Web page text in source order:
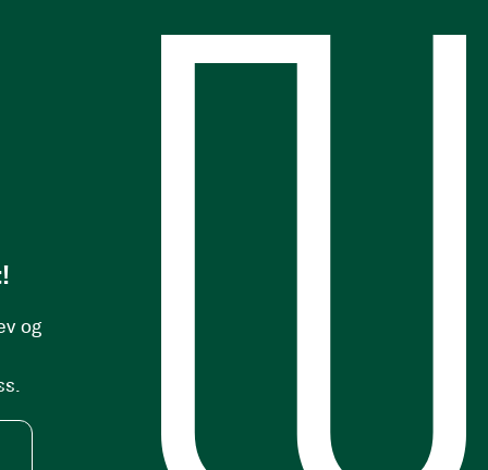
og